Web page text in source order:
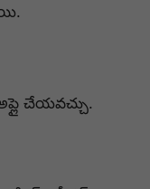
చేయవచ్చు.